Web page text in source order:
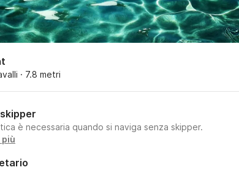
· 7.8 metri
è necessaria quando si naviga senza skipper.
più